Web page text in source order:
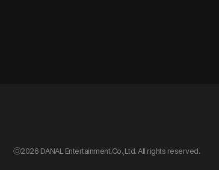
ⓒ2026 DANAL Entertainment.Co.,Ltd. All rights reserved.